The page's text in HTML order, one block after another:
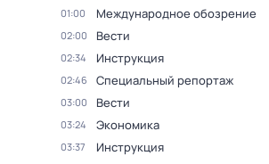
01:00 Международное обозрение
02:00 Вести
02:34 Инструкция
02:46 Специальный репортаж
03:00 Вести
03:24 Экономика
03:37 Инструкция